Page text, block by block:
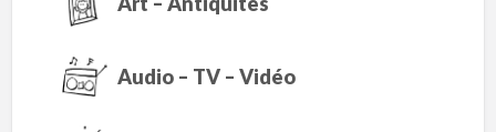
Audio – TV – Vidéo